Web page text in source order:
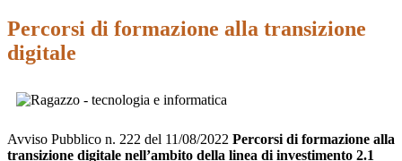
Percorsi di formazione alla transizione
digitale
Avviso Pubblico n. 222 del 11/08/2022 Percorsi di formazione alla
transizione digitale nell’ambito della linea di investimento 2.1